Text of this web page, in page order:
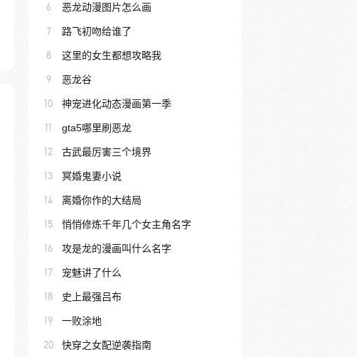
6 恶龙动漫图片怎么画
7 路飞初吻给谁了
8 这里的女生都想攻略我
9 恶龙谷
10 神宠进化动态漫画第一季
11 gta5哪里刷恶龙
12 古武最厉害三个境界
13 冥婚鬼妻小说
14 离婚你作的大结局
15 悄悄修炼千年几个女主角名字
16 攻是龙的漫画叫什么名字
17 宠魅讲了什么
18 史上最强吕布
19 一败涂地
20 快穿之女配逆袭指南